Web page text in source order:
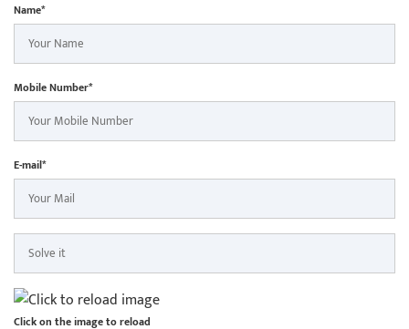
Name*
Mobile Number*
E-mail*
Click on the image to reload